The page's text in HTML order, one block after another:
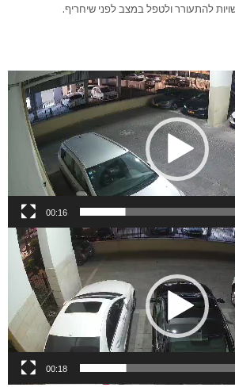
להתעורר ולטפל במצב לפני שיחריף.
00:16
00:18